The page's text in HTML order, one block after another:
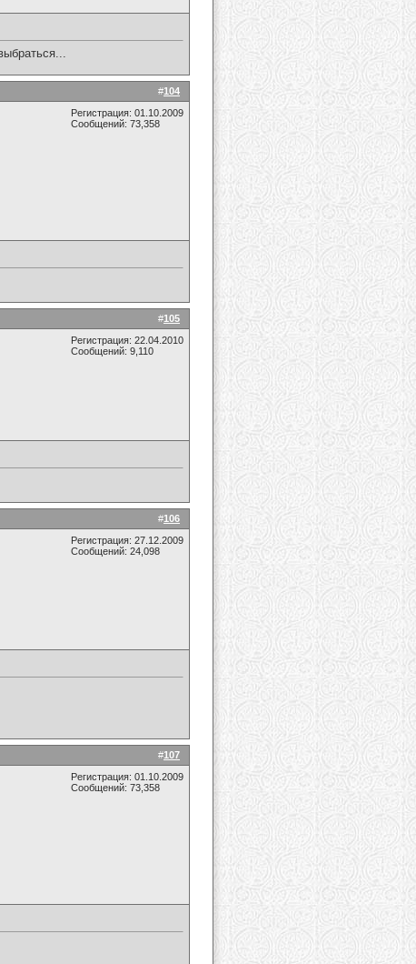
#104
Регистрация: 01.10.2009
Сообщений: 73,358
#105
Регистрация: 22.04.2010
Сообщений: 9,110
#106
Регистрация: 27.12.2009
Сообщений: 24,098
#107
Регистрация: 01.10.2009
Сообщений: 73,358